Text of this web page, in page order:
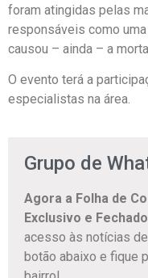
foram atingidas pelas
responsáveis como
causou – ainda – a
O evento terá a
especialistas na área.
Grupo de
Agora a Folha de
Exclusivo e
acesso às notícias
botão abaixo e fique